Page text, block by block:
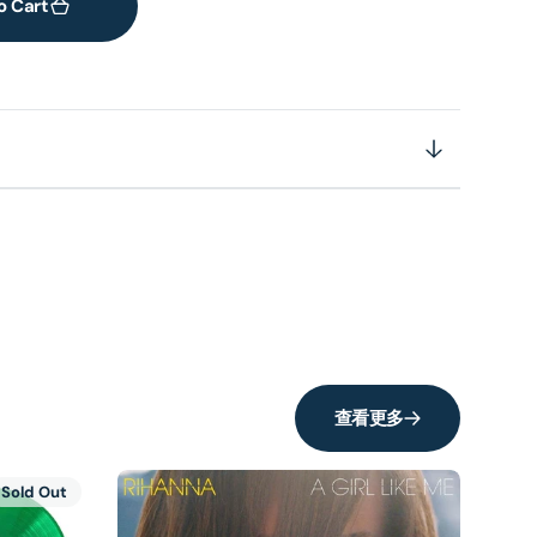
Cart
查看更多
Sold Out